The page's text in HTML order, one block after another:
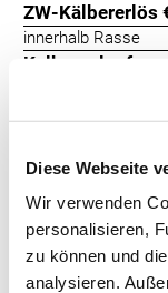
Diese Webseite
Wir verwenden
personalisieren,
zu können und
analysieren.
ZW-Kälbererlös
innerhalb Rasse
Kalbeverlauf
Istanbul. Sein Vater
beste
Geburtsgewicht,
sodass sie auf den